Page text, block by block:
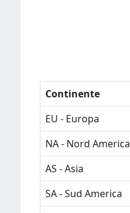
Continente
EU - Europa
NA - Nord America
AS - Asia
SA - Sud America